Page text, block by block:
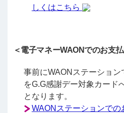
しくはこちら
＜電子マネーWAONでのお支
事前にWAONステーショ
をG.G感謝デー対象カード
となります。
WAONステーションで